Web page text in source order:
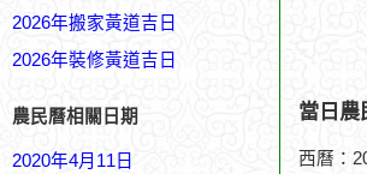
2026年搬家黃道吉日
2026年裝修黃道吉日
農民曆相關日期
2020年4月11日
當日農
西曆：